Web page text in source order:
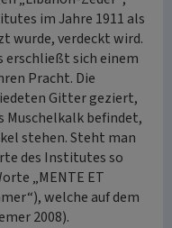
im Jahre 1911 als
wurde, verdeckt wird.
erschließt sich einem
Pracht. Die
Gitter geziert,
Muschelkalk befindet,
stehen. Steht man
des Institutes so
„MENTE ET
welche auf dem
2008).